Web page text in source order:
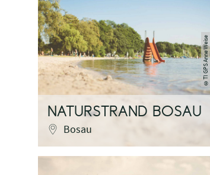
©
TI GPS Anne Weise
NATURSTRAND BOSAU
Bosau